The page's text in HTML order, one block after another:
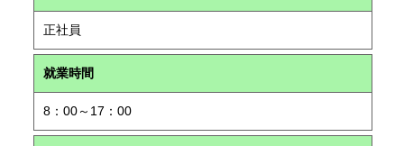
正社員
就業時間
8：00～17：00